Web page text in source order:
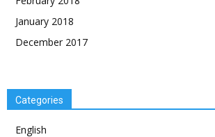
January 2018
December 2017
Categories
English